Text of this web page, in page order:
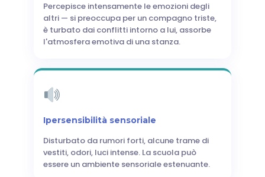
Percepisce intensamente le emozioni degli
altri — si preoccupa per un compagno triste,
è turbato dai conflitti intorno a lui, assorbe
l'atmosfera emotiva di una stanza.
Ipersensibilità sensoriale
Disturbato da rumori forti, alcune trame di
vestiti, odori, luci intense. La scuola può
essere un ambiente sensoriale estenuante.